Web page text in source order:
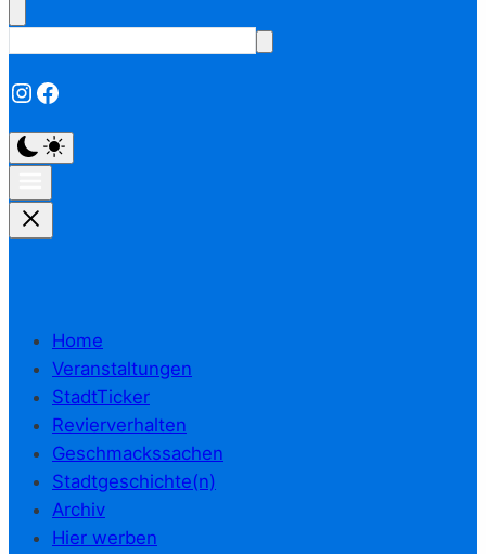
Instagram
Facebook
Home
Veranstaltungen
StadtTicker
Revierverhalten
Geschmackssachen
Stadtgeschichte(n)
Archiv
Hier werben